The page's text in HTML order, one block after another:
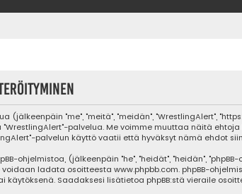
(jälkeenpäin "me", "meitä", "meidän", "WrestlingAlert",
palvelua. Me voimme muuttaa näitä
palvelun käyttö vaatii että hyväksyt nämä ehdot
ohjelmistoa, (jälkeenpäin "he", "heidät", "heidän", "phpBB-
voidaan ladata osoitteesta www.phpbb.com. phpBB-
Saadaksesi lisätietoa phpBB:stä vieraile